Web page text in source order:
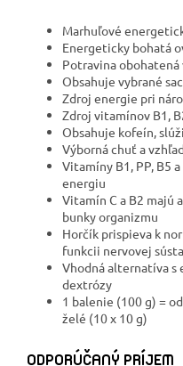
Marhuľové
Energeticky bohatá
Potravina
Obsahuje vybrané
Zdroj energie pri
Zdroj vitamínov B1,
Obsahuje kofeín,
Výborná chuť a vzhľad
Vitamíny B1, PP, B5
energiu
Vitamín C a B2 majú
bunky organizmu
Horčík prispieva k
funkcii nervovej
Vhodná alternatíva
dextrózy
1 balenie (100 g) =
želé (10 x 10 g)
ODPORÚČANÝ PRÍJEM